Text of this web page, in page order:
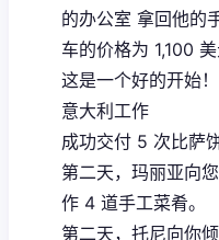
的办公室 拿回他的
车的价格为 1,100
这是一个好的开始！
意大利工作
成功交付 5 次比萨
第二天，玛丽亚向
作 4 道手工菜肴。
第二天，托尼向你